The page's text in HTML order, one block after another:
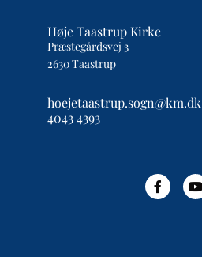
Høje Taastrup Kirke
Præstegårdsvej 3
2630 Taastrup
hoejetaastrup.sogn@km.dk
4043 4393